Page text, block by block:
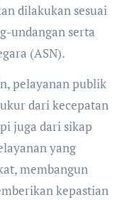
dilakukan sesuai
undangan serta
(ASN).
pelayanan publik
dari kecepatan
juga dari sikap
yang
membangun
kepastian